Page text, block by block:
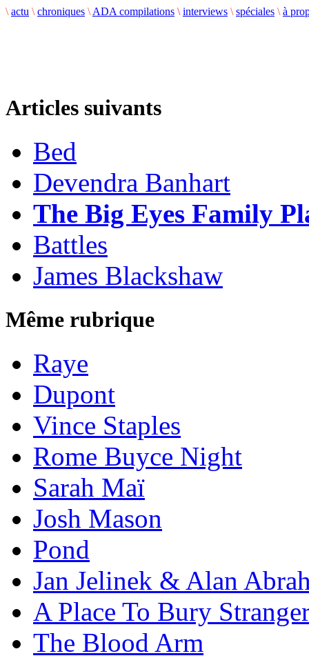
\ actu \ chroniques \ ADA compilations \ interviews \ spéciales \ à
Articles suivants
Bed
Devendra Banhart
The Big Eyes Family
Battles
James Blackshaw
Même rubrique
Raye
Dupont
Vince Staples
Rome Buyce Night
Sarah Maï
Josh Mason
Pond
Jan Jelinek & Alan
A Place To Bury
The Blood Arm